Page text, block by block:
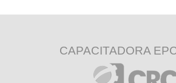
CAPACITADORA